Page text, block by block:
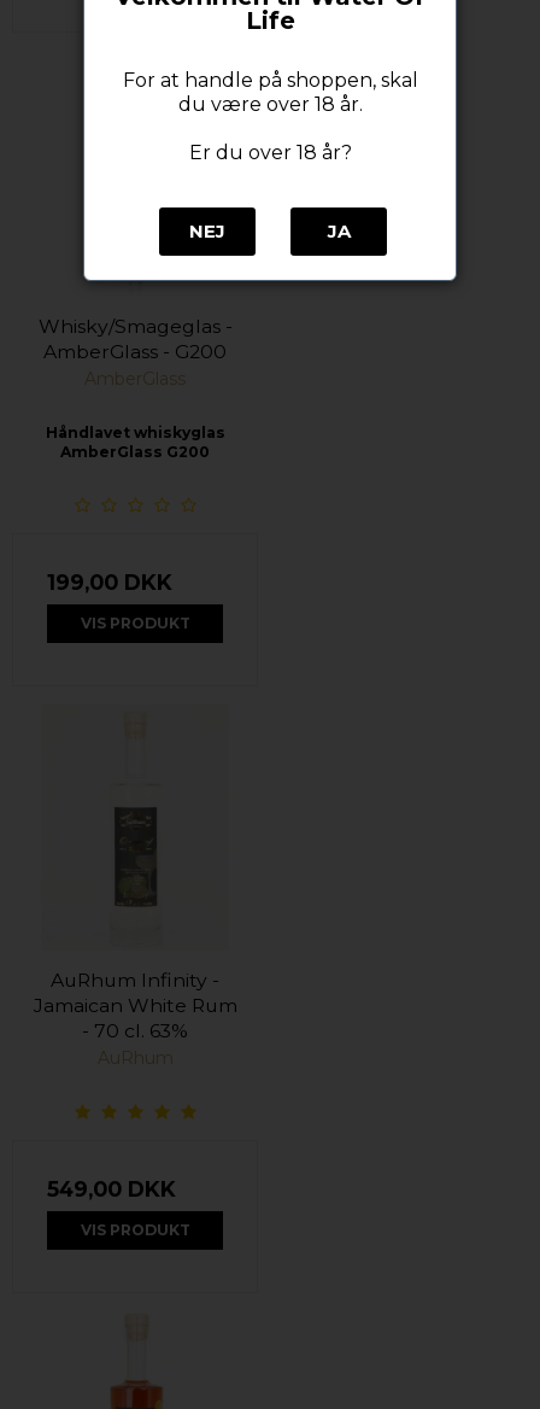
Whisky/Smageglas -
AmberGlass - G200
AmberGlass
Håndlavet whiskyglas
AmberGlass G200
199,00 DKK
VIS PRODUKT
AuRhum Infinity -
Jamaican White Rum
- 70 cl. 63%
AuRhum
549,00 DKK
VIS PRODUKT
Life
For at handle på shoppen, skal
du være over 18 år.
Er du over 18 år?
NEJ JA